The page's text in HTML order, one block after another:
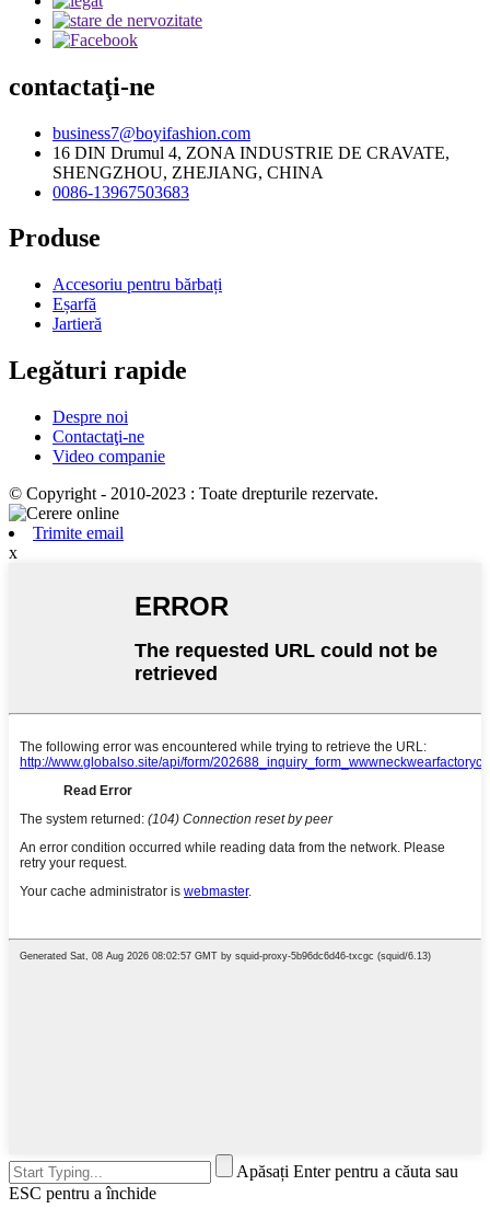
contactaţi-ne
business7@boyifashion.com
16 DIN Drumul 4, ZONA INDUSTRIE DE CRAVATE,
SHENGZHOU, ZHEJIANG, CHINA
0086-13967503683
Produse
Accesoriu pentru bărbați
Eșarfă
Jartieră
Legături rapide
Despre noi
Contactaţi-ne
Video companie
© Copyright - 2010-2023 : Toate drepturile rezervate.
Trimite email
x
Apăsați Enter pentru a căuta sau
ESC pentru a închide